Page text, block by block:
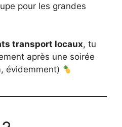
pour les grandes
transport locaux, tu
après une soirée
évidemment)